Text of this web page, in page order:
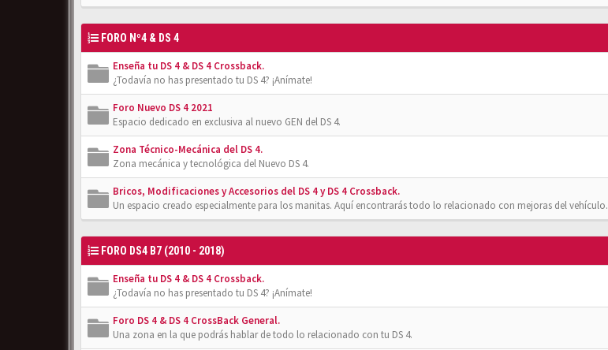
FORO Nº4 & DS 4
Enseña tu DS 4 & DS 4 Crossback.
¿Todavía no has presentado tu DS 4? ¡Anímate!
Foro Nuevo DS 4 2021
Espacio dedicado en exclusiva al nuevo GEN del DS 4.
Zona Técnico-Mecánica del DS 4.
Zona mecánica y tecnológica del Nuevo DS 4.
Bricos, Modificaciones y Accesorios del DS 4 y DS 4 Crossback.
Un espacio creado especialmente para los manitas. Aquí encontrarás todo lo relacionado con mejoras del vehículo.
FORO DS4 B7 (2010 - 2018)
Enseña tu DS 4 & DS 4 Crossback.
¿Todavía no has presentado tu DS 4? ¡Anímate!
Foro DS 4 & DS 4 CrossBack General.
Una zona en la que podrás hablar de todo lo relacionado con tu DS 4.